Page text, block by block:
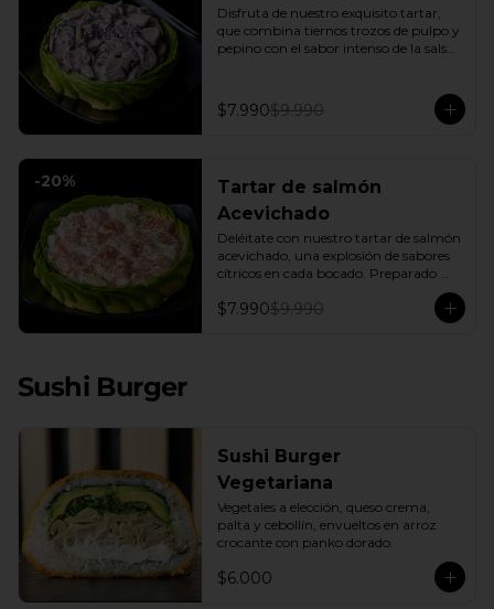
Disfruta de nuestro exquisito tartar,
que combina tiernos trozos de pulpo y
pepino con el sabor intenso de la salsa
experiencia única de sabor y textura.
$7.990$9.990
-20%
Tartar de salmón
Acevichado
Deléitate con nuestro tartar de salmón
acevichado, una explosión de sabores
cítricos en cada bocado. Preparado
con una base de pepino fresco y palta
cremosa, este plato es el equilibrio
perfecto. Incluye: 1 Salsa de Soya 30ML
$7.990$9.990
Sushi Burger
Sushi Burger
Vegetariana
Vegetales a elección, queso crema,
palta y cebollín, envueltos en arroz
crocante con panko dorado.
$6.000